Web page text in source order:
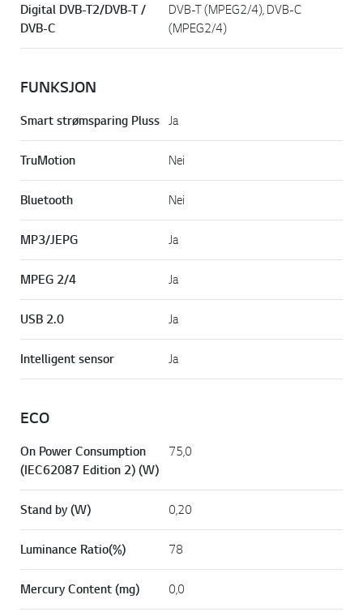
Digital DVB-T2/DVB-T /
DVB-C
DVB-T (MPEG2/4), DVB-C
(MPEG2/4)
FUNKSJON
Smart strømsparing Pluss Ja
TruMotion Nei
Bluetooth Nei
MP3/JEPG Ja
MPEG 2/4 Ja
USB 2.0 Ja
Intelligent sensor Ja
ECO
On Power Consumption
(IEC62087 Edition 2) (W)
75,0
Stand by (W) 0,20
Luminance Ratio(%) 78
Mercury Content (mg) 0,0